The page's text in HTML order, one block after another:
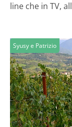
line che in TV,
Syusy e Patrizio